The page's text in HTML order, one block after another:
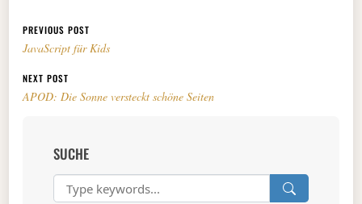
Beitragsnavigation
PREVIOUS POST
JavaScript für Kids
NEXT POST
APOD: Die Sonne versteckt schöne Seiten
SUCHE